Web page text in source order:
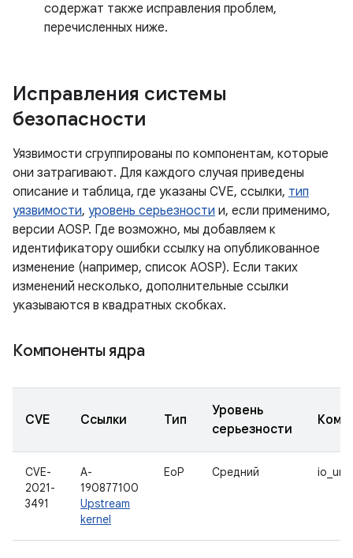
содержат также исправления проблем,
перечисленных ниже.
Исправления системы
безопасности
Уязвимости сгруппированы по компонентам, которые
они затрагивают. Для каждого случая приведены
описание и таблица, где указаны CVE, ссылки, тип
уязвимости, уровень серьезности и, если применимо,
версии AOSP. Где возможно, мы добавляем к
идентификатору ошибки ссылку на опубликованное
изменение (например, список AOSP). Если таких
изменений несколько, дополнительные ссылки
указываются в квадратных скобках.
Компоненты ядра
CVE Ссылки Тип
Уровень
серьезности
CVE-
2021-
3491
A-
190877100
Upstream
kernel
EoP Средний